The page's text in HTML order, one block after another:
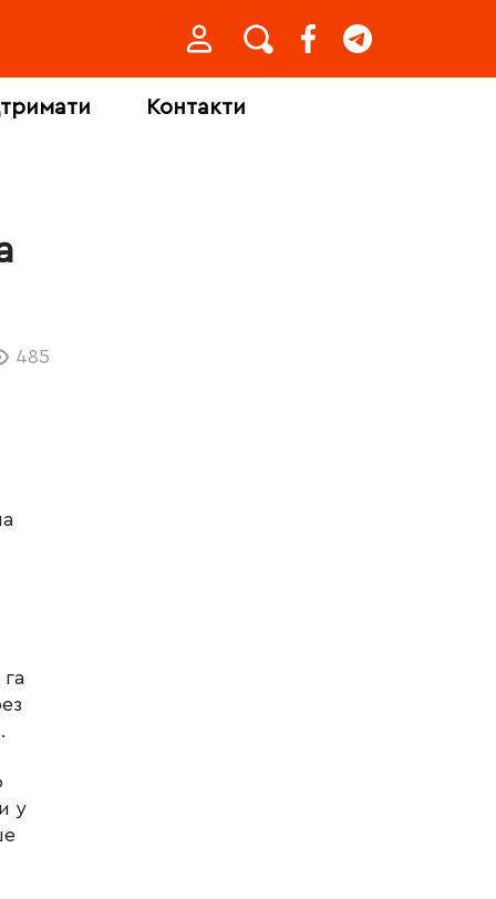
Контакти
485
у